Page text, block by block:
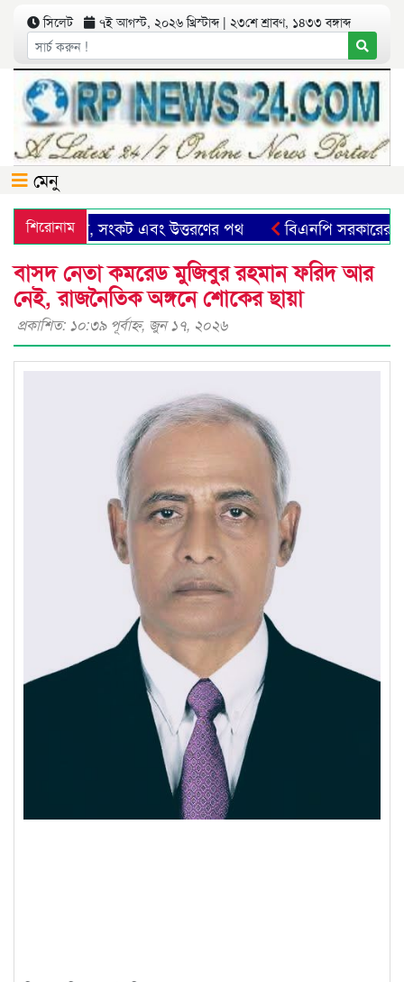
সিলেট ৭ই আগস্ট, ২০২৬ খ্রিস্টাব্দ | ২৩শে শ্রাবণ, ১৪৩৩ বঙ্গাব্দ
মেনু
শিরোনাম
সম্ভাবনা, সংকট এবং উত্তরণের পথ বিএনপি সরকারের
বাসদ নেতা কমরেড মুজিবুর রহমান ফরিদ আর
নেই, রাজনৈতিক অঙ্গনে শোকের ছায়া
প্রকাশিত: ১০:৩৯ পূর্বাহ্ণ, জুন ১৭, ২০২৬